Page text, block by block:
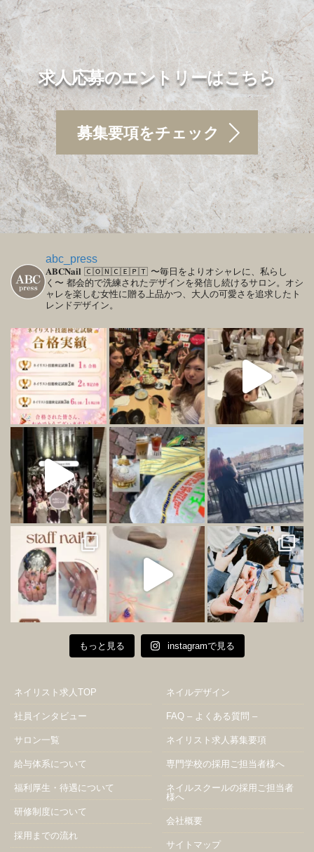
求人応募のエントリーはこちら
募集要項をチェック
abc_press
𝐀𝐁𝐂𝐍𝐚𝐢𝐥 🄲🄾🄽🄲🄴🄿🅃 〜毎日をよりオシャレに、私らし
く〜 都会的で洗練されたデザインを発信し続けるサロン。オシ
ャレを楽しむ女性に贈る上品かつ、大人の可愛さを追求したト
レンドデザイン。
もっと見る instagramで見る
ネイリスト求人TOP
社員インタビュー
サロン一覧
給与体系について
福利厚生・待遇について
研修制度について
採用までの流れ
ネイルデザイン
FAQ – よくある質問 –
ネイリスト求人募集要項
専門学校の採用ご担当者様へ
ネイルスクールの採用ご担当者
様へ
会社概要
サイトマップ